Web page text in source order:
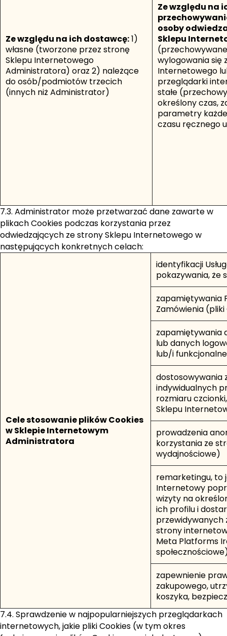
Ze względu na ich dostawcę:1)
własne (tworzone przez stronę
Sklepu Internetowego
Administratora) oraz 2) należące
do osób/podmiotów trzecich
(innych niż Administrator)
Ze względu na
osoby
Sklepu
wylogowania się
Internetowego
przeglądarki
stałe
określony czas,
parametry
czasu ręcznego
7.3. Administrator może przetwarzać dane zawarte w
plikach Cookies podczas korzystania przez
odwiedzających ze strony Sklepu Internetowego w
następujących konkretnych celach:
Cele stosowanie plików Cookies
w Sklepie Internetowym
Administratora
identyfikacji
pokazywania, że
zapamiętywania
Zamówienia
zapamiętywania
lub danych
lub/i
dostosowywania
indywidualnych
rozmiaru
Sklepu
prowadzenia
korzystania ze
wydajnościowe)
remarketingu, to
Internetowy
wizyty na
ich profilu i
przewidywanych
strony
Meta Platforms
zapewnienie
zakupowego,
koszyka,
7.4. Sprawdzenie w najpopularniejszych przeglądarkach
internetowych, jakie pliki Cookies (w tym okres